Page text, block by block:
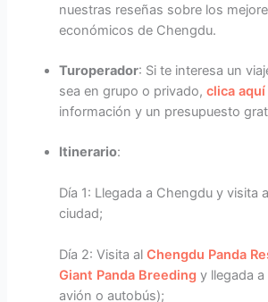
nuestras reseñas sobre los
económicos de Chengdu.
Turoperador: Si te interesa un
sea en grupo o privado,clica aquí
información y un presupuesto
Itinerario:
Día 1: Llegada a Chengdu y visita
ciudad;
Día 2: Visita alChengdu Panda
Giant Panda Breeding y llegada
avión o autobús);